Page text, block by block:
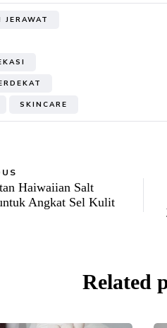
SKINCARE
Haiwaiian Salt
Angkat Sel Kulit
Related